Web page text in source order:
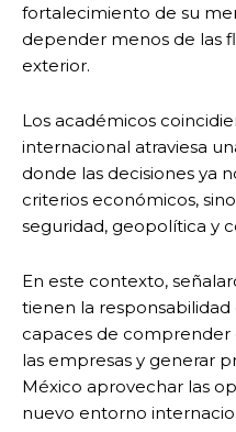
fortalecimiento de su
depender menos de las
exterior.
Los académicos
internacional atraviesa
donde las decisiones ya
criterios económicos,
seguridad, geopolítica y
En este contexto,
tienen la
capaces de comprender
las empresas y generar
México aprovechar las
nuevo entorno